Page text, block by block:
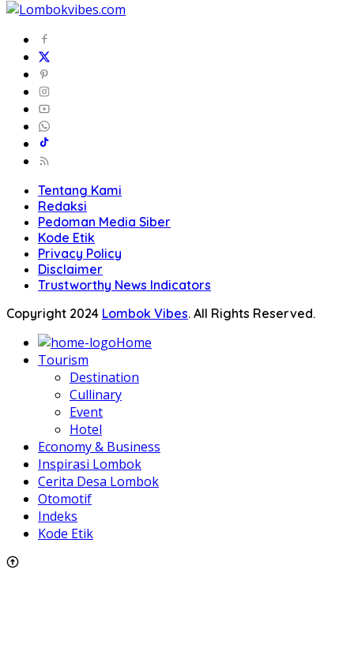
Tentang Kami
Redaksi
Pedoman Media Siber
Kode Etik
Privacy Policy
Disclaimer
Trustworthy News Indicators
Copyright 2024 Lombok Vibes. All Rights Reserved.
Home
Tourism
Destination
Cullinary
Event
Hotel
Economy & Business
Inspirasi Lombok
Cerita Desa Lombok
Otomotif
Indeks
Kode Etik